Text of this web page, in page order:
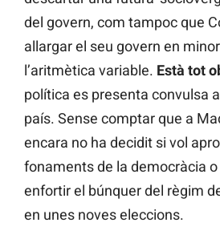
del govern, com tampoc que
allargar el seu govern en
l’aritmètica variable. Està tot
política es presenta convulsa
país. Sense comptar que a
encara no ha decidit si vol
fonaments de la democràcia
enfortir el búnquer del règim
en unes noves eleccions.